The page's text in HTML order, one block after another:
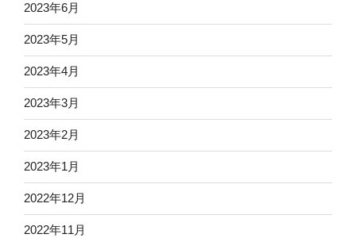
2023年6月
2023年5月
2023年4月
2023年3月
2023年2月
2023年1月
2022年12月
2022年11月